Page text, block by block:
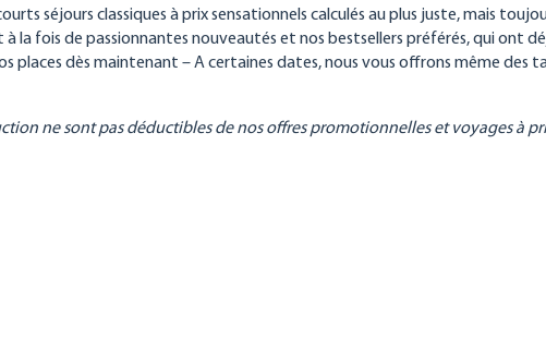
séjours classiques à prix sensationnels calculés au plus juste, mais
la fois de passionnantes nouveautés et nos bestsellers préférés, qui ont
places dès maintenant – A certaines dates, nous vous offrons même des
ne sont pas déductibles de nos offres promotionnelles et voyages à